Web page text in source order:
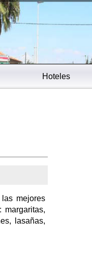
Hoteles
mejores
lasañas,